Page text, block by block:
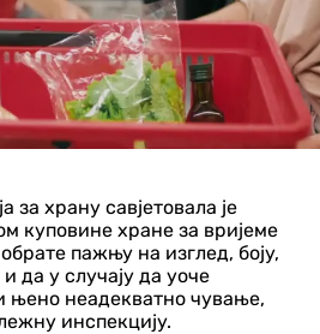
за храну савјетовала је
куповине хране за вријеме
пажњу на изглед, боју,
да у случају да уоче
њено неадекватно чување,
инспекцију.